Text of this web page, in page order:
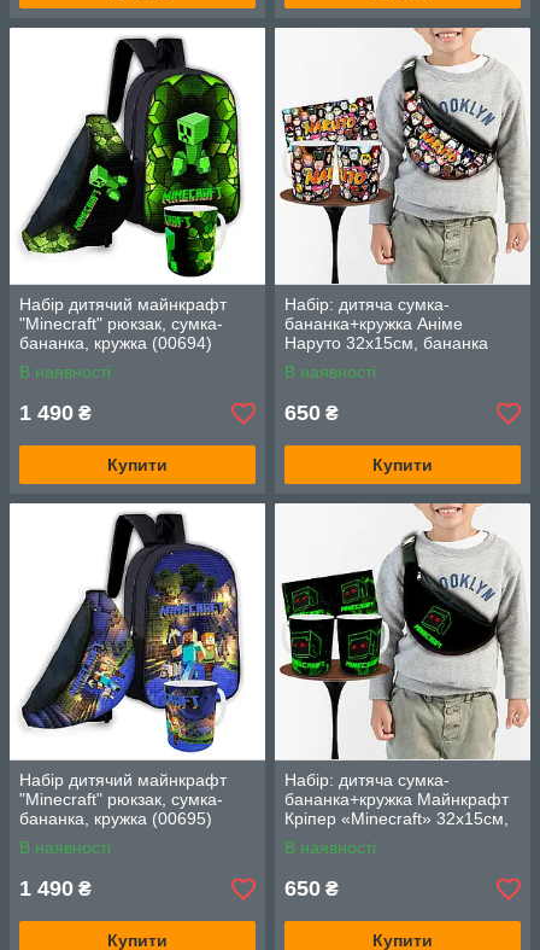
Набір дитячий майнкрафт
"Minecraft" рюкзак, сумка-
бананка, кружка (00694)
В наявності
1 490 ₴
Купити
Набір: дитяча сумка-
бананка+кружка Аніме
Наруто 32х15см, бананка
для хлопчика через плече на
подарунок (00879)
В наявності
650 ₴
Купити
Набір дитячий майнкрафт
"Minecraft" рюкзак, сумка-
бананка, кружка (00695)
В наявності
1 490 ₴
Купити
Набір: дитяча сумка-
бананка+кружка Майнкрафт
Кріпер «Minecraft» 32х15см,
бананка для хлопчика через
плече на подарунок (00880)
В наявності
650 ₴
Купити